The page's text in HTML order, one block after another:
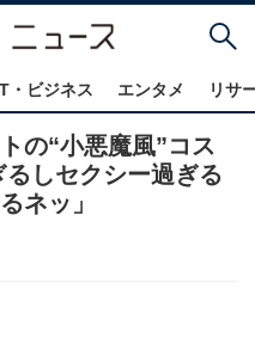
・ビジネス エンタメ リサ
の“小悪魔風”コス
しセクシー過ぎる
ネッ」